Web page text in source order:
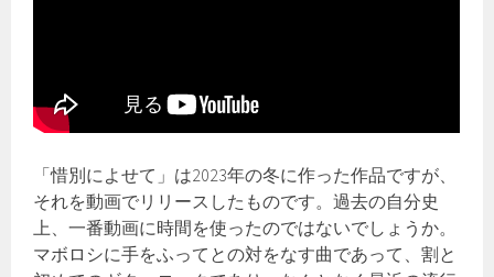
「惜別によせて」は2023年の冬に作った作品ですが、
それを動画でリリースしたものです。過去の自分史
上、一番動画に時間を使ったのではないでしょうか。
マボロシに手をふってとの対をなす曲であって、割と